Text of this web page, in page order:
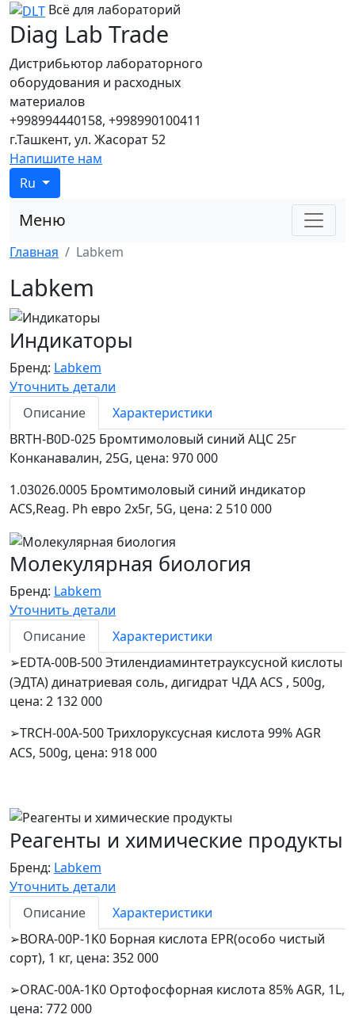
Всё для лабораторий
Diag Lab Trade
Дистрибьютор лабораторного
оборудования и расходных
материалов
+998994440158, +998990100411
г.Ташкент, ул. Жасорат 52
Напишите нам
Ru
Меню
Главная Labkem
Labkem
Индикаторы
Бренд: Labkem
Уточнить детали
Описание
Характеристики
BRTH-B0D-025 Бромтимоловый синий АЦС 25г
Конканавалин, 25G, цена: 970 000
1.03026.0005 Бромтимоловый синий индикатор
ACS,Reag. Ph евро 2х5г, 5G, цена: 2 510 000
Молекулярная биология
Бренд: Labkem
Уточнить детали
Описание
Характеристики
➢EDTA-00B-500 Этилендиаминтетрауксусной кислоты
(ЭДТА) динатриевая соль, дигидрат ЧДА ACS , 500g,
цена: 2 132 000
➢TRCH-00A-500 Трихлоруксусная кислота 99% AGR
ACS, 500g, цена: 918 000
Реагенты и химические продукты
Бренд: Labkem
Уточнить детали
Описание
Характеристики
➢BORA-00P-1K0 Борная кислота EPR(особо чистый
сорт), 1 кг, цена: 352 000
➢ORAC-00A-1K0 Ортофосфорная кислота 85% AGR, 1L,
цена: 772 000